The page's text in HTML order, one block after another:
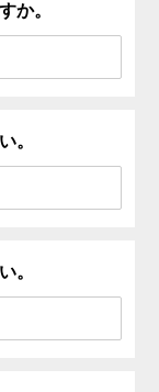
か。
。
。